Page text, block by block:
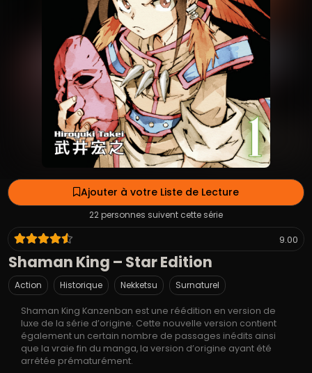
Ajouter à votre Liste de Lecture
22 personnes suivent cette série
9.00
Shaman King – Star Edition
Action Historique Nekketsu Surnaturel
Shaman King Kanzenban est une réédition en version de
luxe de la série d’origine. Cette nouvelle version contient
également un certain nombre de passages inédits ainsi
que la vraie fin du manga, la version d’origine ayant été
arrêtée prématurément.